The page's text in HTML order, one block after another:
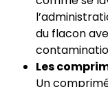
du flacon
Les
Un